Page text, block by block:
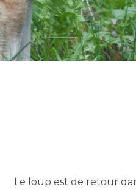
Le loup est de retour